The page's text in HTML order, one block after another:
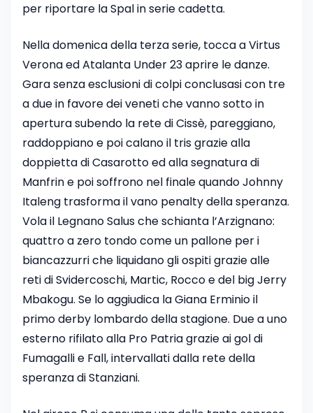
per riportare la Spal in serie cadetta.
Nella domenica della terza serie, tocca a Virtus
Verona ed Atalanta Under 23 aprire le danze.
Gara senza esclusioni di colpi conclusasi con tre
a due in favore dei veneti che vanno sotto in
apertura subendo la rete di Cissè, pareggiano,
raddoppiano e poi calano il tris grazie alla
doppietta di Casarotto ed alla segnatura di
Manfrin e poi soffrono nel finale quando Johnny
Italeng trasforma il vano penalty della speranza.
Vola il Legnano Salus che schianta l’Arzignano:
quattro a zero tondo come un pallone per i
biancazzurri che liquidano gli ospiti grazie alle
reti di Svidercoschi, Martic, Rocco e del big Jerry
Mbakogu. Se lo aggiudica la Giana Erminio il
primo derby lombardo della stagione. Due a uno
esterno rifilato alla Pro Patria grazie ai gol di
Fumagalli e Fall, intervallati dalla rete della
speranza di Stanziani.